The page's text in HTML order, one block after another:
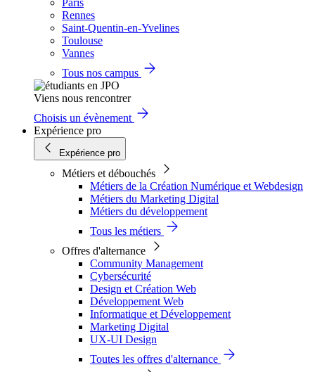
Paris
Rennes
Saint-Quentin-en-Yvelines
Toulouse
Vannes
Tous nos campus
Viens nous rencontrer
Choisis un évènement
Expérience pro
Expérience pro
Métiers et débouchés
Métiers de la Création Numérique et Webdesign
Métiers du Marketing Digital
Métiers du développement
Tous les métiers
Offres d'alternance
Community Management
Cybersécurité
Design et Création Web
Développement Web
Informatique et Développement
Marketing Digital
UX-UI Design
Toutes les offres d'alternance